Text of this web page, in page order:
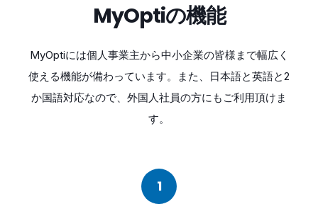
MyOptiの機能
MyOptiには個人事業主から中小企業の皆様まで幅広く
使える機能が備わっています。また、日本語と英語と2
か国語対応なので、外国人社員の方にもご利用頂けま
す。
1